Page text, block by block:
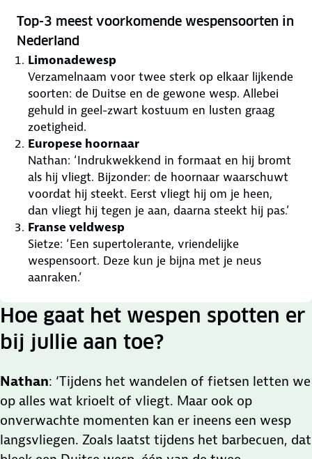
Top-3 meest voorkomende wespensoorten in
Nederland
Limonadewesp
Verzamelnaam voor twee sterk op elkaar lijkende
soorten: de Duitse en de gewone wesp. Allebei
gehuld in geel-zwart kostuum en lusten graag
zoetigheid.
Europese hoornaar
Nathan: ‘Indrukwekkend in formaat en hij bromt
als hij vliegt. Bijzonder: de hoornaar waarschuwt
voordat hij steekt. Eerst vliegt hij om je heen,
dan vliegt hij tegen je aan, daarna steekt hij pas.’
Franse veldwesp
Sietze: ‘Een supertolerante, vriendelijke
wespensoort. Deze kun je bijna met je neus
aanraken.’
Hoe gaat het wespen spotten er
bij jullie aan toe?
Nathan: ‘Tijdens het wandelen of fietsen letten we
op alles wat krioelt of vliegt. Maar ook op
onverwachte momenten kan er ineens een wesp
langsvliegen. Zoals laatst tijdens het barbecuen, dat